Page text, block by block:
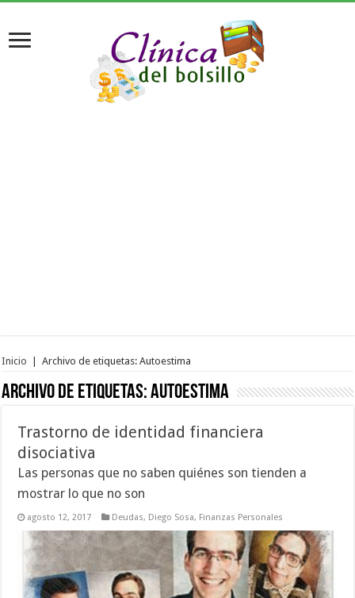
Inicio | Archivo de etiquetas: Autoestima
Archivo de etiquetas:Autoestima
Trastorno de identidad financiera
disociativa
Las personas que no saben quiénes son tienden a
mostrar lo que no son
agosto 12, 2017 Deudas, Diego Sosa, Finanzas Personales